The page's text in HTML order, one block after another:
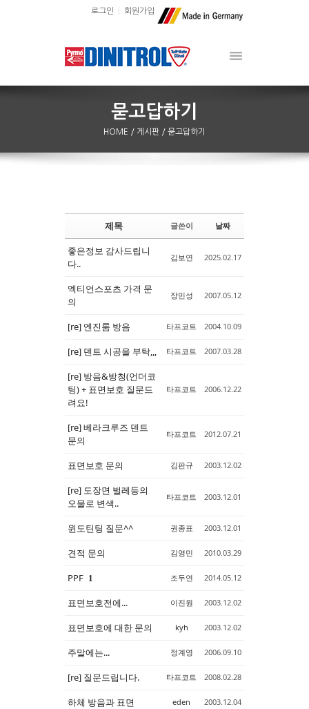
로그인 회원가입
HOME / 게시판 / 묻고답하기
제목 글쓴이 날짜
좋은정보 감사드립니
다..
김보연 2025.02.17
엑티언스포츠 가격 문
의
장민성 2007.05.12
[re] 엔진룸 방음 타프코트 2004.10.09
[re] 덴트 시공을 부탁,,, 타프코트 2007.03.28
[re] 방음&방청(언더코
팅) + 표면보호 질문드
려요!
타프코트 2006.12.22
[re] 베라크루즈 덴트
문의
타프코트 2012.07.21
표면보호 문의 김판규 2003.12.02
[re] 도장면 벌레등의
오물로 변색..
타프코트 2003.12.01
윈도틴팅 질문^^ 권종표 2003.12.01
견적 문의 김영민 2010.03.29
PPF 1 조두연 2014.05.12
표면보호전에... 이진원 2003.12.02
표면보호에 대한 문의 kyh 2003.12.02
주말에는... 정계영 2006.09.10
[re] 질문드립니다. 타프코트 2008.02.28
하체 방음과 표면 eden 2003.12.04
Sketchbook5, 스케치북5
Sketchbook5, 스케치북5
Sketchbook5, 스케치북5
Sketchbook5, 스케치북5